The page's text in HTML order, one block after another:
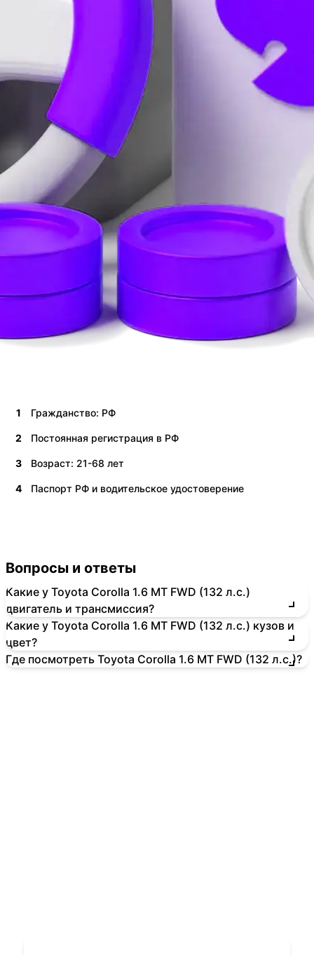
1 Гражданство: РФ
2 Постоянная регистрация в РФ
3 Возраст: 21-68 лет
4 Паспорт РФ и водительское удостоверение
Вопросы и ответы
Какие у Toyota Corolla 1.6 MT FWD (132 л.с.)
двигатель и трансмиссия?
Какие у Toyota Corolla 1.6 MT FWD (132 л.с.) кузов и
цвет?
Где посмотреть Toyota Corolla 1.6 MT FWD (132 л.с.)?